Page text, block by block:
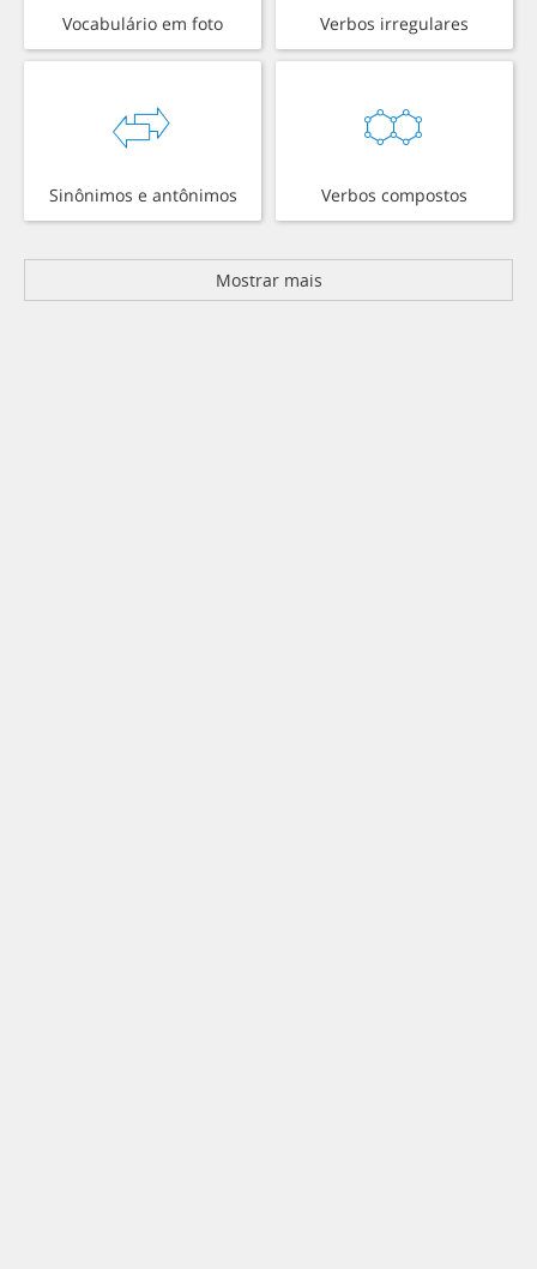
Vocabulário em foto Verbos irregulares
Sinônimos e antônimos Verbos compostos
Mostrar mais